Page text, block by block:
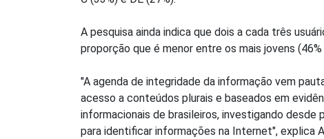
A pesquisa ainda indica que dois a cada três
proporção que é menor entre os mais jovens
"A agenda de integridade da informação vem
acesso a conteúdos plurais e baseados em
informacionais de brasileiros, investigando
para identificar informações na Internet", explica